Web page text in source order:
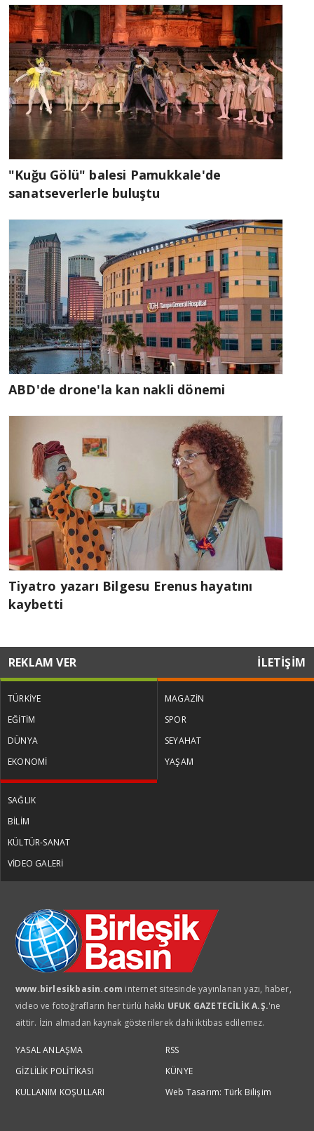
"Kuğu Gölü" balesi Pamukkale'de
sanatseverlerle buluştu
ABD'de drone'la kan nakli dönemi
Tiyatro yazarı Bilgesu Erenus hayatını
kaybetti
REKLAM VER İLETİŞİM
TÜRKİYE
EĞİTİM
DÜNYA
EKONOMİ
MAGAZİN
SPOR
SEYAHAT
YAŞAM
SAĞLIK
BİLİM
KÜLTÜR-SANAT
VİDEO GALERİ
www.birlesikbasin.com internet sitesinde yayınlanan yazı, haber,
video ve fotoğrafların her türlü hakkı UFUK GAZETECİLİK A.Ş.'ne
aittir. İzin almadan kaynak gösterilerek dahi iktibas edilemez.
YASAL ANLAŞMA
GİZLİLİK POLİTİKASI
KULLANIM KOŞULLARI
RSS
KÜNYE
Web Tasarım: Türk Bilişim